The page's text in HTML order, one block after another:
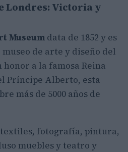
Londres: Victoria y
Museum data de 1852 y es
de arte y diseño del
a la famosa Reina
Príncipe Alberto, esta
más de 5000 años de
fotografía, pintura,
muebles y teatro y